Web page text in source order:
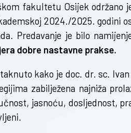
fakultetu Osijek održano
2024./2025. godini
Predavanje je bilo
dobre nastavne prakse.
kako je doc. dr. sc.
zabilježena najniža
jasnoću, dosljednost,